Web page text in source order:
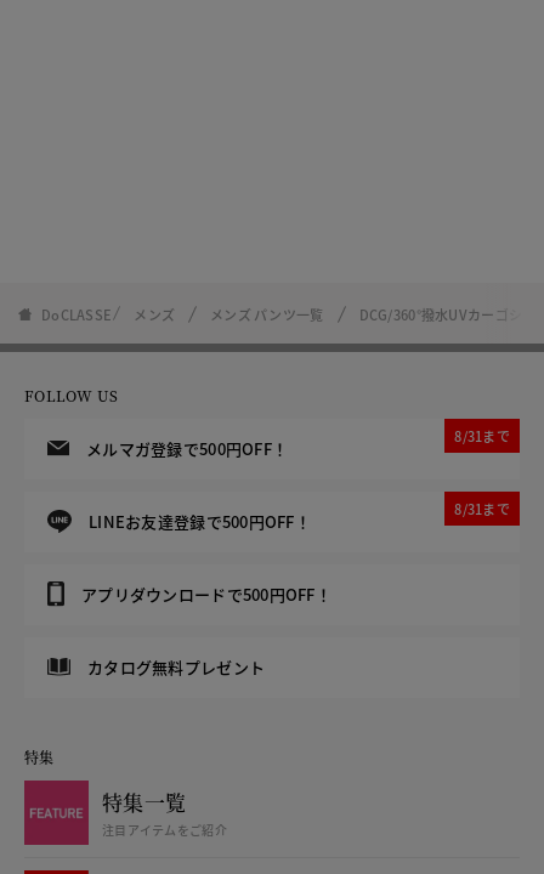
DoCLASSE メンズ メンズ パンツ一覧 DCG/360°撥水UVカーゴショ
FOLLOW US
メルマガ登録で500円OFF！
8/31まで
LINEお友達登録で500円OFF！
8/31まで
アプリダウンロードで500円OFF！
カタログ無料プレゼント
特集
特集一覧
注目アイテムをご紹介